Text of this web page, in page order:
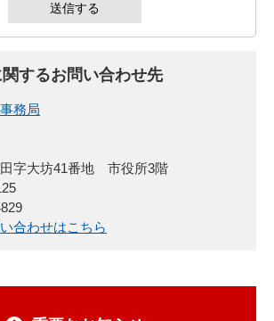
するお問い合わせ先
務局
字大坊41番地 市役所3階
合わせはこちら